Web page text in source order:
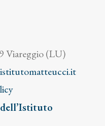
Viareggio (LU)